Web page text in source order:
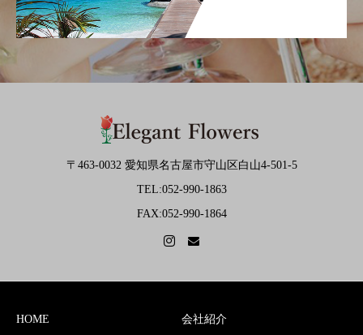
〒463-0032 愛知県名古屋市守山区白山4-501-5
TEL:052-990-1863
FAX:052-990-1864
HOME 会社紹介